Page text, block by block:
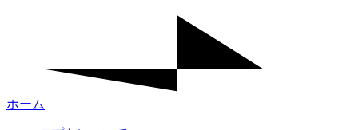
ホーム